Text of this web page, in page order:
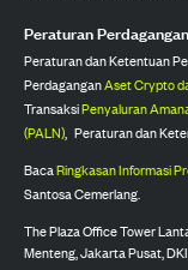
Peraturan
Peraturan dan Ketentuan
PerdaganganAset Crypto
TransaksiPenyaluran
(PALN), Peraturan dan
BacaRingkasan Informasi
Santosa Cemerlang.
The Plaza Office Tower
Menteng, Jakarta Pusat,